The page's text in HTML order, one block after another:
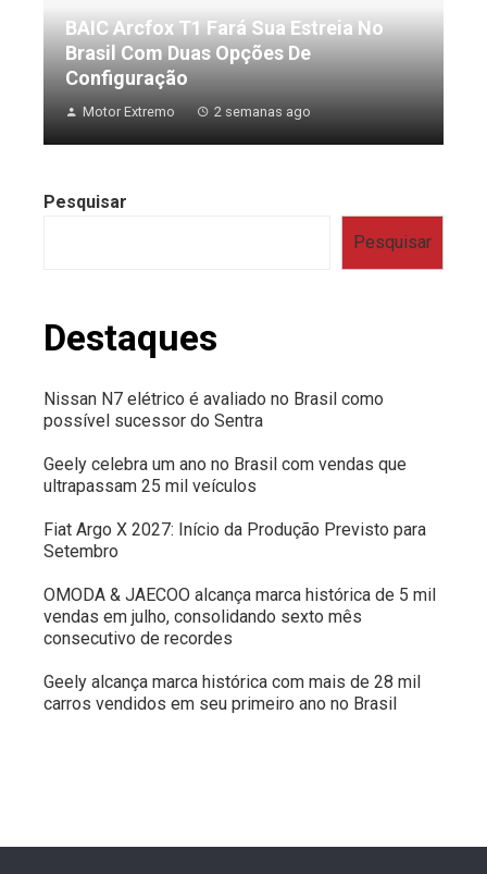
BAIC Arcfox T1 Fará Sua Estreia No
Brasil Com Duas Opções De
Configuração
Motor Extremo 2 semanas ago
Pesquisar
Pesquisar
Destaques
Nissan N7 elétrico é avaliado no Brasil como
possível sucessor do Sentra
Geely celebra um ano no Brasil com vendas que
ultrapassam 25 mil veículos
Fiat Argo X 2027: Início da Produção Previsto para
Setembro
OMODA & JAECOO alcança marca histórica de 5 mil
vendas em julho, consolidando sexto mês
consecutivo de recordes
Geely alcança marca histórica com mais de 28 mil
carros vendidos em seu primeiro ano no Brasil